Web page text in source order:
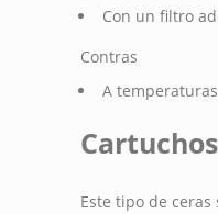
Con un filtro
Contras
A
Este tipo de